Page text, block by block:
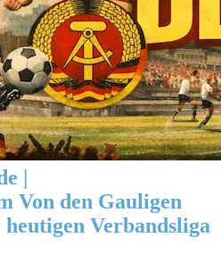
|
Von den Gauligen
Verbandsliga